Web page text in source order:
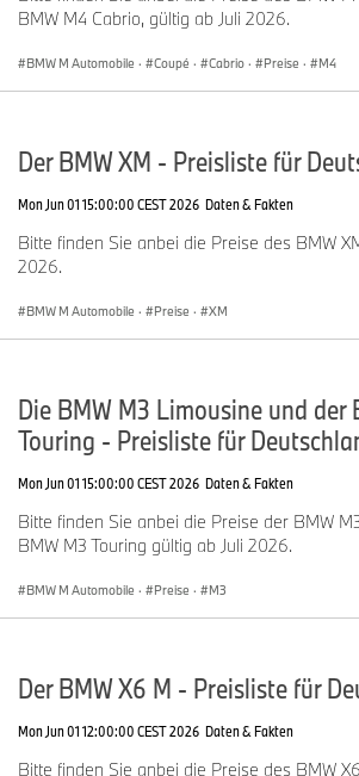
BMW M4 Cabrio, gültig ab Juli 2026.
BMW M Automobile · Coupé · Cabrio · Preise · M4
Der BMW XM - Preisliste für
Mon Jun 01 15:00:00 CEST 2026 Daten & Fakten
Bitte finden Sie anbei die Preise des BMW
2026.
BMW M Automobile · Preise · XM
Die BMW M3 Limousine und der
Touring - Preisliste für
Mon Jun 01 15:00:00 CEST 2026 Daten & Fakten
Bitte finden Sie anbei die Preise der BMW
BMW M3 Touring gültig ab Juli 2026.
BMW M Automobile · Preise · M3
Der BMW X6 M - Preisliste für
Mon Jun 01 12:00:00 CEST 2026 Daten & Fakten
Bitte finden Sie anbei die Preise des BMW